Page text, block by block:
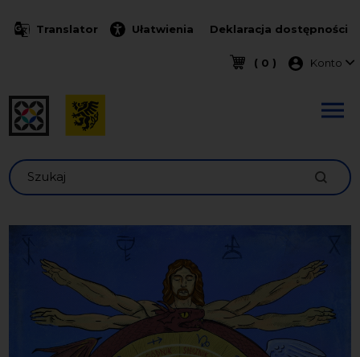
Translator Ułatwienia Deklaracja dostępności
( 0 ) Menu
Konto
Szukaj